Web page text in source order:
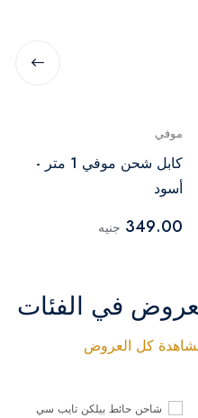
موفي
كابل شحن موفي 1 متر -
أسود
349.00 جنيه
في الفئات
كل العروض